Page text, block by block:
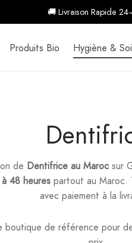
🚚 Livraison Rapide
Produits Bio Hygiène &
de Dentifrice au Marocsur
48 heures partout au Maroc.
avec paiement à la
boutique de référence pour